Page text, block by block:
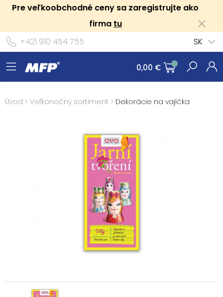
Pre veľkoobchodné ceny sa zaregistrujte ako
firma tu
+421 910 454 755
SK
0,00 €
Úvod > Veľkonočný sortiment > Dekorácie na vajíčka